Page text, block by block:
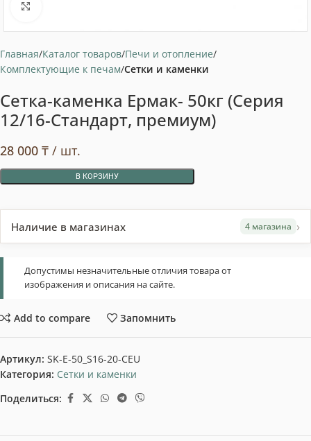
Главная Каталог товаров Печи и отопление
Комплектующие к печам Сетки и каменки
Сетка-каменка Ермак- 50кг (Серия
12/16-Стандарт, премиум)
28 000 ₸ / шт.
В КОРЗИНУ
Наличие в магазинах 4 магазина ›
Допустимы незначительные отличия товара от
изображения и описания на сайте.
Add to compare Запомнить
Артикул: SK-E-50_S16-20-CEU
Категория: Сетки и каменки
Поделиться: